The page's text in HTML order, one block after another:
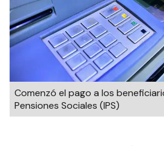
Comenzó el pago a los
Pensiones Sociales (IPS)